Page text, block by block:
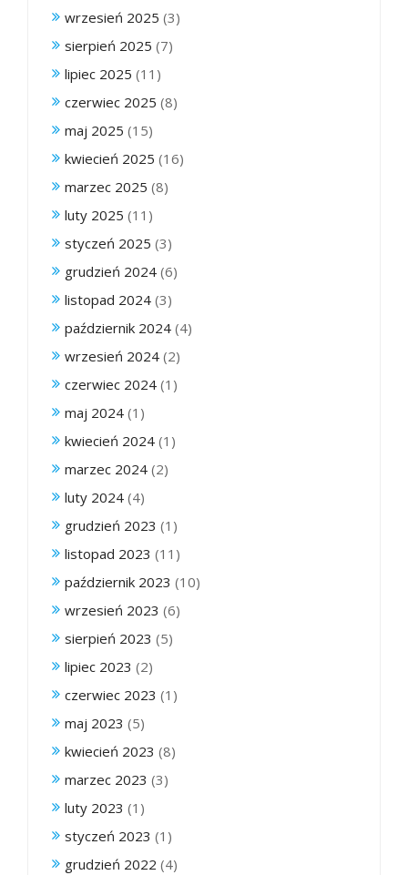
wrzesień 2025 (3)
sierpień 2025 (7)
lipiec 2025 (11)
czerwiec 2025 (8)
maj 2025 (15)
kwiecień 2025 (16)
marzec 2025 (8)
luty 2025 (11)
styczeń 2025 (3)
grudzień 2024 (6)
listopad 2024 (3)
październik 2024 (4)
wrzesień 2024 (2)
czerwiec 2024 (1)
maj 2024 (1)
kwiecień 2024 (1)
marzec 2024 (2)
luty 2024 (4)
grudzień 2023 (1)
listopad 2023 (11)
październik 2023 (10)
wrzesień 2023 (6)
sierpień 2023 (5)
lipiec 2023 (2)
czerwiec 2023 (1)
maj 2023 (5)
kwiecień 2023 (8)
marzec 2023 (3)
luty 2023 (1)
styczeń 2023 (1)
grudzień 2022 (4)